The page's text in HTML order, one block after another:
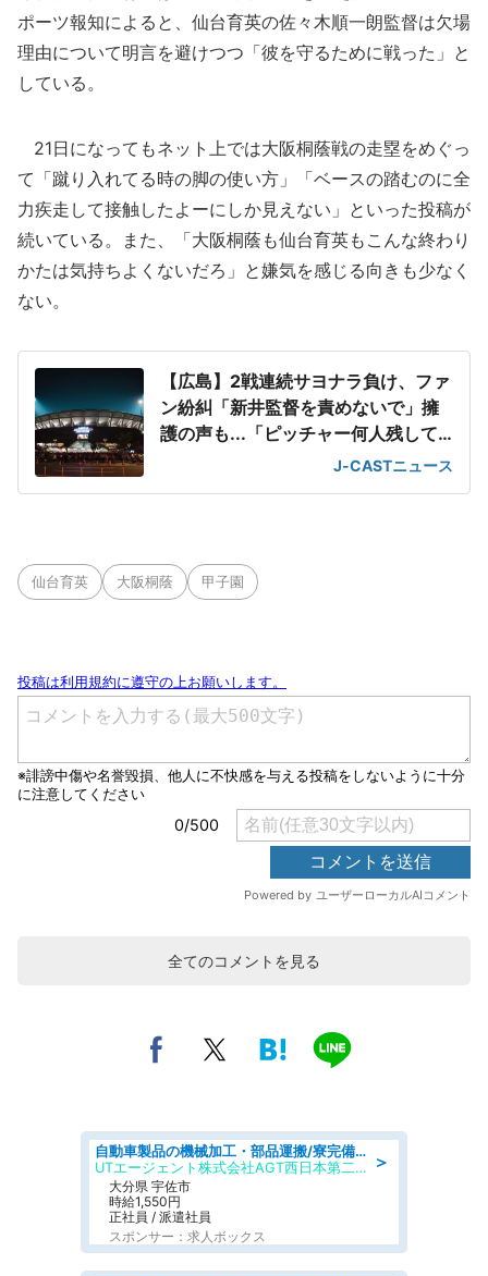
ポーツ報知によると、仙台育英の佐々木順一朗監督は欠場
理由について明言を避けつつ「彼を守るために戦った」と
している。
21日になってもネット上では大阪桐蔭戦の走塁をめぐっ
て「蹴り入れてる時の脚の使い方」「ベースの踏むのに全
力疾走して接触したよーにしか見えない」といった投稿が
続いている。また、「大阪桐蔭も仙台育英もこんな終わり
かたは気持ちよくないだろ」と嫌気を感じる向きも少なく
ない。
【広島】2戦連続サヨナラ負け、ファ
ン紛糾「新井監督を責めないで」擁
護の声も...「ピッチャー何人残して
J-CASTニュース
仙台育英 大阪桐蔭 甲子園
全てのコメントを見る
＞
自動車製品の機械加工・部品運搬/寮完備/日払い/工場・製造
UTエージェント株式会社AGT西日本第二CU
大分県 宇佐市
時給1,550円
正社員 / 派遣社員
スポンサー：求人ボックス